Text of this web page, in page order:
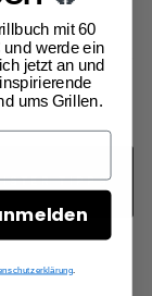
TIPPS
mit 60
und werde ein
jetzt an und
ums Grillen.